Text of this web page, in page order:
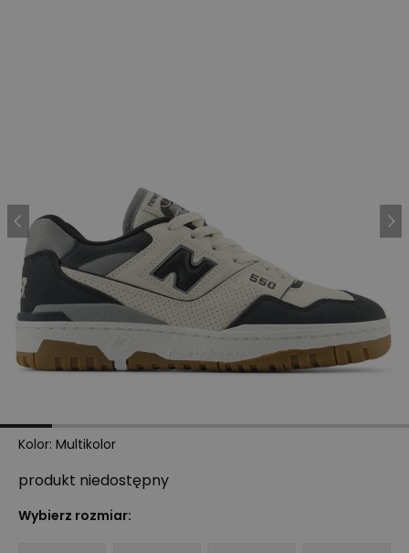
Kolor: Multikolor
produkt niedostępny
Wybierz rozmiar: